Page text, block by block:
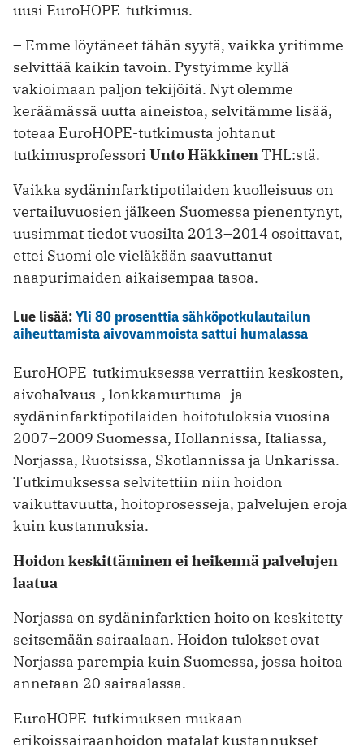
uusi EuroHOPE-tutkimus.
– Emme löytäneet tähän syytä, vaikka yritimme
selvittää kaikin tavoin. Pystyimme kyllä
vakioimaan paljon tekijöitä. Nyt olemme
keräämässä uutta aineistoa, selvitämme lisää,
toteaa EuroHOPE-tutkimusta johtanut
tutkimusprofessori Unto HäkkinenTHL:stä.
Vaikka sydäninfarktipotilaiden kuolleisuus on
vertailuvuosien jälkeen Suomessa pienentynyt,
uusimmat tiedot vuosilta 2013–2014 osoittavat,
ettei Suomi ole vieläkään saavuttanut
naapurimaiden aikaisempaa tasoa.
Lue lisää:Yli 80 prosenttia sähköpotkulautailun
aiheuttamista aivovammoista sattui humalassa
EuroHOPE-tutkimuksessa verrattiin keskosten,
aivohalvaus-, lonkkamurtuma- ja
sydäninfarktipotilaiden hoitotuloksia vuosina
2007–2009 Suomessa, Hollannissa, Italiassa,
Norjassa, Ruotsissa, Skotlannissa ja Unkarissa.
Tutkimuksessa selvitettiin niin hoidon
vaikuttavuutta, hoitoprosesseja, palvelujen eroja
kuin kustannuksia.
Hoidon keskittäminen ei heikennä palvelujen
laatua
Norjassa on sydäninfarktien hoito on keskitetty
seitsemään sairaalaan. Hoidon tulokset ovat
Norjassa parempia kuin Suomessa, jossa hoitoa
annetaan 20 sairaalassa.
EuroHOPE-tutkimuksen mukaan
erikoissairaanhoidon matalat kustannukset